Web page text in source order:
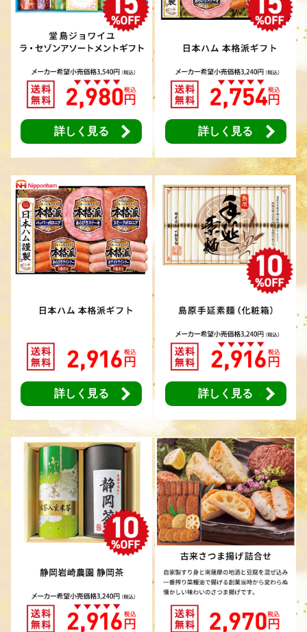
詳しく見る 詳しく見る
詳しく見る 詳しく見る